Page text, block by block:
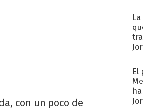
con un poco de
El